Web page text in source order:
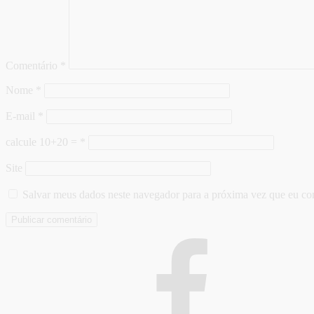
Comentário
Nome
E-mail
calcule 10+20 =
Site
Salvar meus dados neste navegador para a próxima vez que eu